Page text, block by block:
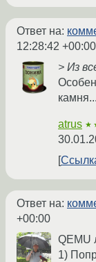
Ответ на:
12:28:42 +00:00
> Из
atrus
Ответ на:
+00:00
QEMU
1)